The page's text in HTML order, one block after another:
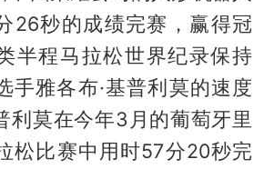
26秒的成绩完赛，赢得冠
半程马拉松世界纪录保持
手雅各布·基普利莫的速度
利莫在今年3月的葡萄牙里
松比赛中用时57分20秒完